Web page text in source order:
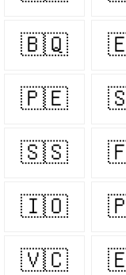
🇧🇶
🇵🇪
🇸🇸
🇮🇴
🇻🇨